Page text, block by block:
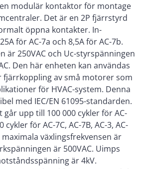
modulär kontaktor för montage
Det är en 2P fjärrstyrd
öppna kontakter. In-
för AC-7a och 8,5A för AC-7b.
är 250VAC och Uc-styrspänningen
Den här enheten kan användas
av små motorer som
för HVAC-system. Denna
med IEC/EN 61095-standarden.
upp till 100 000 cykler för AC-
cykler för AC-7C, AC-7B, AC-3, AC-
maximala växlingsfrekvensen är
är 500VAC. Uimps
är 4kV.